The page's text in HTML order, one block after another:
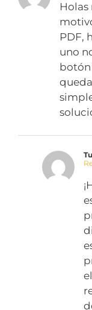
Holas
PDF,
uno
botón